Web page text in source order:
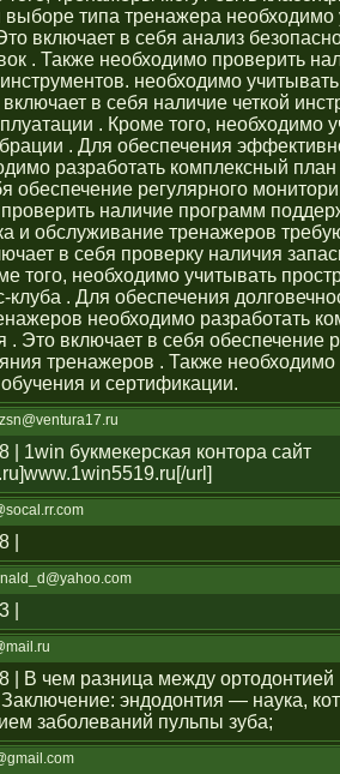
выборе типа тренажера необходимо
включает в себя анализ
. Также необходимо проверить
необходимо
в себя наличие четкой
. Кроме того, необходимо
. Для обеспечения
разработать комплексный план
обеспечение регулярного
наличие программ
и обслуживание тренажеров
в себя проверку наличия
того, необходимо учитывать
клуба . Для обеспечения
необходимо разработать
. Это включает в себя обеспечение
тренажеров . Также необходимо
и сертификации.
| 1win букмекерская контора сайт
url]
|
|
| В чем разница между ортодонтией
эндодонтия — наука,
заболеваний пульпы зуба;